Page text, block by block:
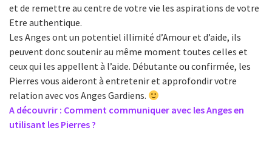
et de remettre au centre de votre vie les aspirations de votre
Etre authentique.
Les Anges ont un potentiel illimité d’Amour et d’aide, ils
peuvent donc soutenir au même moment toutes celles et
ceux qui les appellent à l’aide. Débutante ou confirmée, les
Pierres vous aideront à entretenir et approfondir votre
relation avec vos Anges Gardiens.
A découvrir : Comment communiquer avec les Anges en
utilisant les Pierres ?